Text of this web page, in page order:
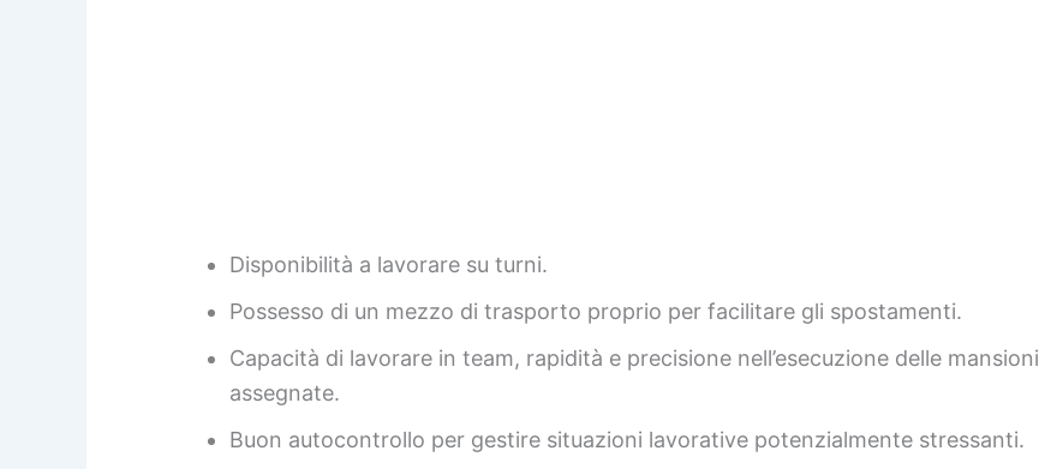
Disponibilità a lavorare su turni.
Possesso di un mezzo di trasporto proprio per facilitare gli spostamenti.
Capacità di lavorare in team, rapidità e precisione nell’esecuzione delle mansioni
assegnate.
Buon autocontrollo per gestire situazioni lavorative potenzialmente stressanti.